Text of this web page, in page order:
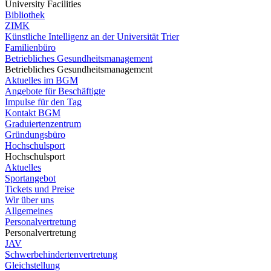
University Facilities
Bibliothek
ZIMK
Künstliche Intelligenz an der Universität Trier
Familienbüro
Betriebliches Gesundheitsmanagement
Betriebliches Gesundheitsmanagement
Aktuelles im BGM
Angebote für Beschäftigte
Impulse für den Tag
Kontakt BGM
Graduiertenzentrum
Gründungsbüro
Hochschulsport
Hochschulsport
Aktuelles
Sportangebot
Tickets und Preise
Wir über uns
Allgemeines
Personalvertretung
Personalvertretung
JAV
Schwerbehindertenvertretung
Gleichstellung